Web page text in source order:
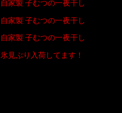
自家製 子むつの一夜干し
自家製 子むつの一夜干し
自家製 子むつの一夜干し
氷見ぶり入荷してます！